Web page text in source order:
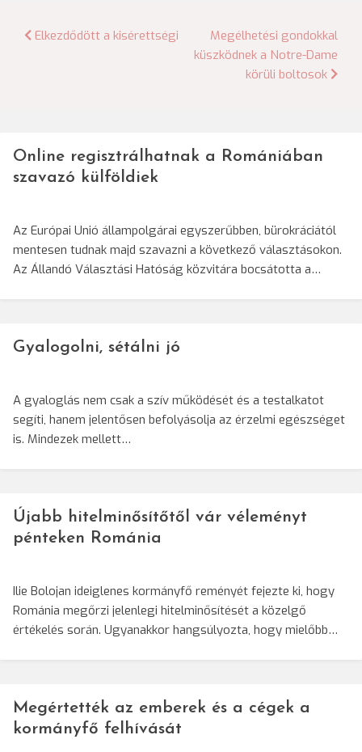
Bejegyzés
Elkezdődött a kisérettségi
Megélhetési gondokkal
küszködnek a Notre-Dame
körüli boltosok
Online regisztrálhatnak a Romániában
szavazó külföldiek
Az Európai Unió állampolgárai egyszerűbben, bürokráciától
mentesen tudnak majd szavazni a következő választásokon.
Az Állandó Választási Hatóság közvitára bocsátotta a…
Gyalogolni, sétálni jó
A gyaloglás nem csak a szív működését és a testalkatot
segíti, hanem jelentősen befolyásolja az érzelmi egészséget
is. Mindezek mellett…
Újabb hitelminősítőtől vár véleményt
pénteken Románia
Ilie Bolojan ideiglenes kormányfő reményét fejezte ki, hogy
Románia megőrzi jelenlegi hitelminősítését a közelgő
értékelés során. Ugyanakkor hangsúlyozta, hogy mielőbb…
Megértették az emberek és a cégek a
kormányfő felhívását